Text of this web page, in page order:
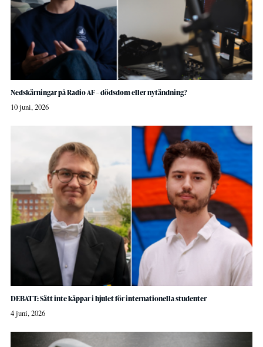
Nedskärningar på Radio AF – dödsdom eller nytändning?
10 juni, 2026
DEBATT: Sätt inte käppar i hjulet för internationella studenter
4 juni, 2026